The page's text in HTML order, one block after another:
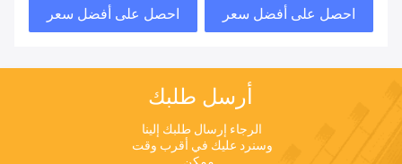
احصل على أفضل سعر احصل على أفضل سعر
أرسل طلبك